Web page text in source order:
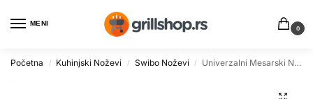
MENI
0
Početna / Kuhinjski Noževi / Swibo Noževi / Univerzalni Mesarski Nož SWIBO sa Širokim Sečivom 31cm